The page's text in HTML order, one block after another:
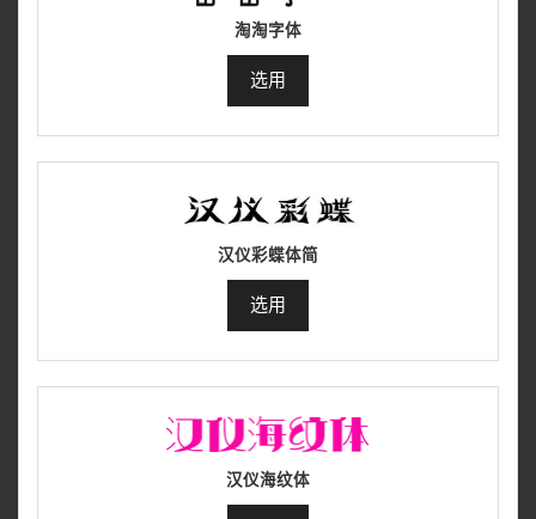
淘淘字体
选用
汉仪彩蝶体简
选用
汉仪海纹体